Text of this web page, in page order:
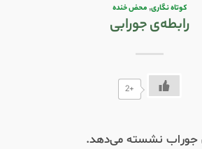
کوتاه نگاری, محض خنده
رابطه‌ی جورابی
+2
جوراب نشسته می‌دهد.